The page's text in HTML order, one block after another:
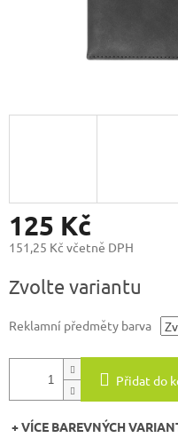
125 Kč
151,25 Kč včetně DPH
cena:
Zvolte variantu
Reklamní předměty barva
Přidat do
+ VÍCE BAREVNÝCH